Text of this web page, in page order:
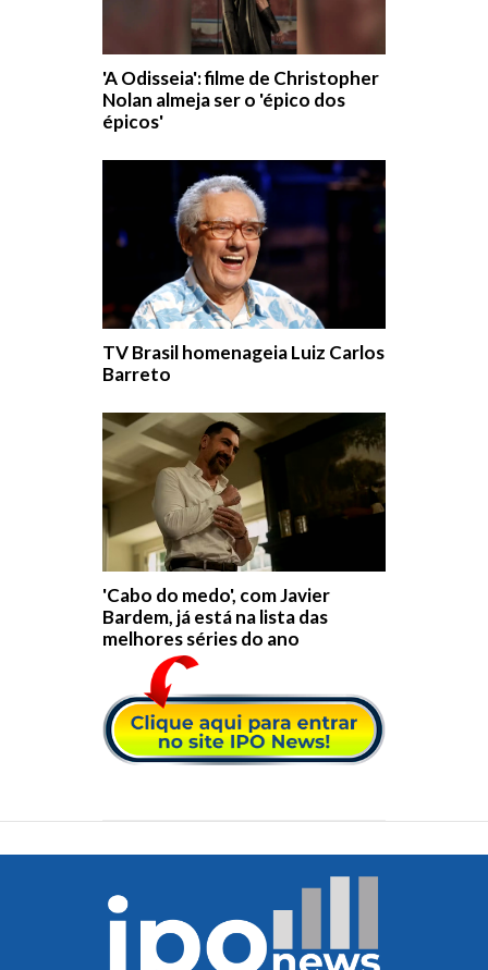
'A Odisseia': filme de Christopher
Nolan almeja ser o 'épico dos
épicos'
TV Brasil homenageia Luiz Carlos
Barreto
'Cabo do medo', com Javier
Bardem, já está na lista das
melhores séries do ano